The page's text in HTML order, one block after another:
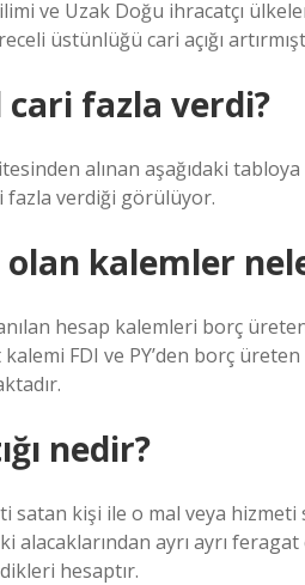
ve Uzak Doğu ihracatçı
üstünlüğü cari açığı
cari fazla verdi?
alınan aşağıdaki
fazla verdiği görülüyor.
olan kalemler
hesap kalemleri borç
FDI ve PY’den borç üreten
nedir?
satan kişi ile o mal veya
alacaklarından ayrı ayrı
hesaptır.